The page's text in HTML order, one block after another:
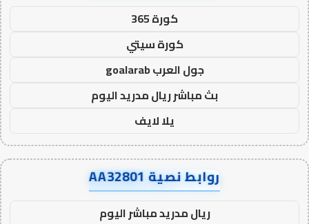
كورة 365
كورة سيتي
جول العرب goalarab
بث مباشر ريال مدريد اليوم
يلا لايف
روابط نصية AA32801
ريال مدريد مباشر اليوم